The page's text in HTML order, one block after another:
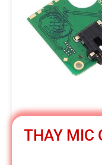
t
M
o
b
THAY MIC